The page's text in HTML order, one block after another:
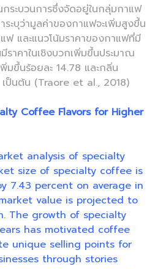
ระบวนการซึ่งจัดอยู่ในกลุ่มกาแฟ
ะบุว่ามูลค่าของกาแฟจะเพิ่มสูงขึ้น
ฟ และแนวโน้มราคาของกาแฟที่มี
าคาในเชิงบวกเพิ่มขึ้นประมาณ
มขึ้นร้อยละ 14.78 และกลิ่น
ป็นต้น (Traore et al., 2018)
Coffee Flavors for Higher
analysis of specialty
size of specialty coffee is
7.43 percent on average in
value is projected to
The growth of specialty
has motivated coffee
unique selling points for
through stories